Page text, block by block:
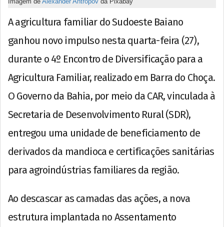
A agricultura familiar do Sudoeste Baiano
ganhou novo impulso nesta quarta-feira (27),
durante o 4º Encontro de Diversificação para a
Agricultura Familiar, realizado em Barra do Choça.
O Governo da Bahia, por meio da CAR, vinculada à
Secretaria de Desenvolvimento Rural (SDR),
entregou uma unidade de beneficiamento de
derivados da mandioca e certificações sanitárias
para agroindústrias familiares da região.
Ao descascar as camadas das ações, a nova
estrutura implantada no Assentamento